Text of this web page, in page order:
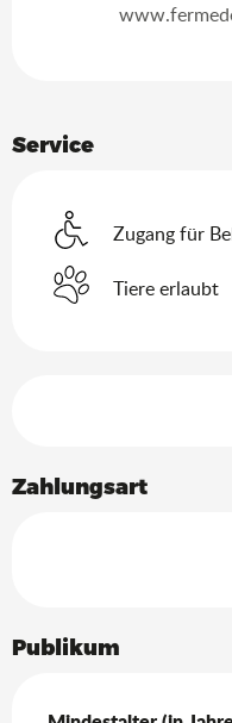
Service
Zugang für
Tiere erlaubt
Zahlungsart
Publikum